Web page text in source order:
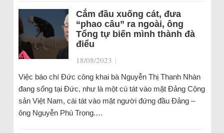
Cắm đầu xuống cát, đưa
“phao câu” ra ngoài, ông
Tổng tự biến mình thành đà
điểu
18/08/2023 |
Việc báo chí Đức công khai bà Nguyễn Thị Thanh Nhàn
đang sống tại Đức, như là một cú tát vào mặt Đảng Cộng
sản Việt Nam, cái tát vào mặt người đứng đầu Đảng –
ông Nguyễn Phú Trọng.…